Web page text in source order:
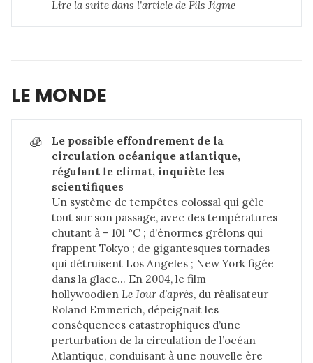
Lire la suite dans l'article de Fils Jigme
LE MONDE
🧊
Le possible effondrement de la
circulation océanique atlantique,
régulant le climat, inquiète les
scientifiques
Un système de tempêtes colossal qui gèle
tout sur son passage, avec des températures
chutant à – 101 °C ; d’énormes grêlons qui
frappent Tokyo ; de gigantesques tornades
qui détruisent Los Angeles ; New York figée
dans la glace… En 2004, le film
hollywoodien Le Jour d’après, du réalisateur
Roland Emmerich, dépeignait les
conséquences catastrophiques d’une
perturbation de la circulation de l’océan
Atlantique, conduisant à une nouvelle ère